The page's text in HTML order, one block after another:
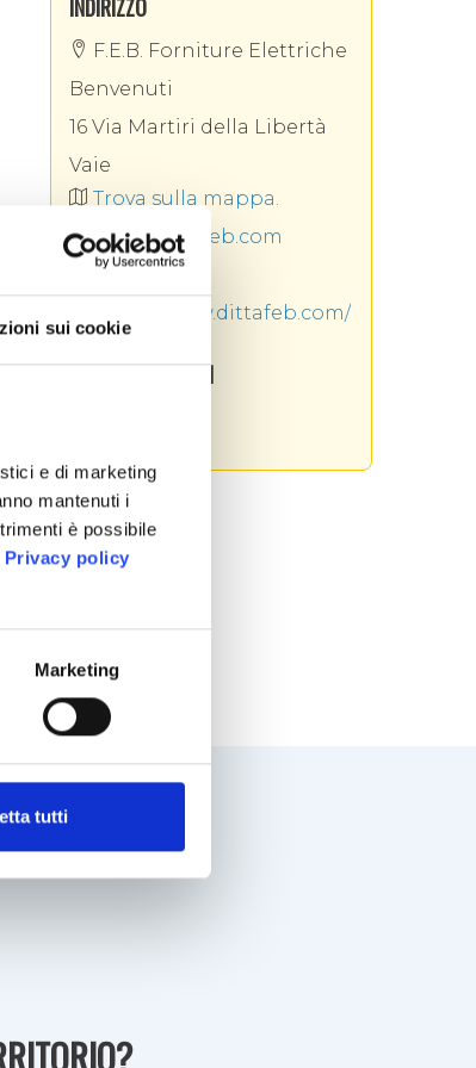
sui cookie
e di marketing
mantenuti i
è possibile
Privacy policy
Marketing
tutti
INDIRIZZO
F.E.B. Forniture Elettriche
Benvenuti
16 Via Martiri della Libertà
Vaie
Trova sulla mappa.
info@dittafeb.com
3385610612
https://www.dittafeb.com/
SOCIAL AZIENDALI